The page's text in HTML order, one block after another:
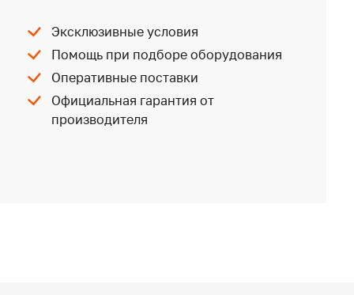
Эксклюзивные условия
Помощь при подборе оборудования
Оперативные поставки
Официальная гарантия от
производителя